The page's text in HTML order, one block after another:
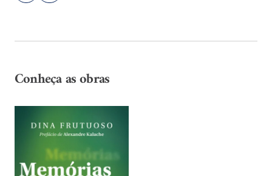
Conheça as obras